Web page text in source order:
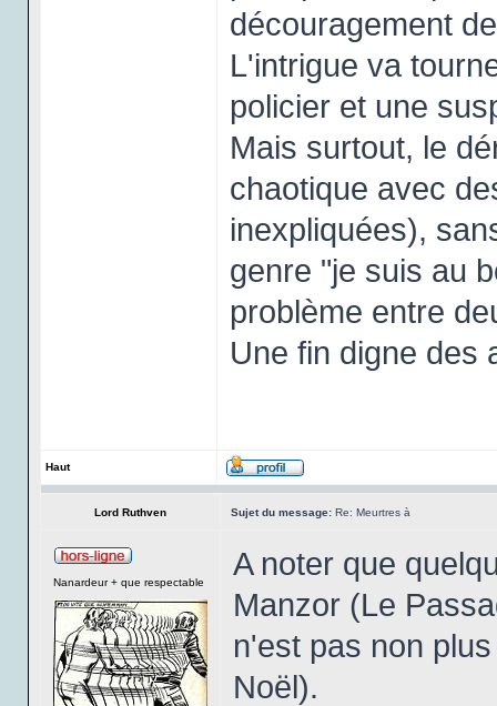
découragement
L'intrigue va
policier et une
Mais surtout, le
chaotique avec
inexpliquées),
genre "je suis au
problème entre
Une fin digne des
Haut
Lord Ruthven Sujet du message: Re: Meurtres à
Nanardeur + que respectable
A noter que
Manzor (Le
n'est pas non
Noël).